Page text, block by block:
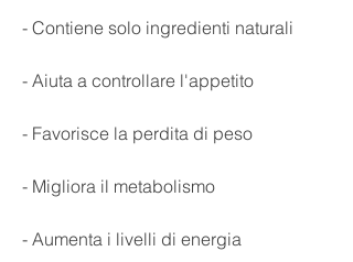
- Contiene solo ingredienti naturali
- Aiuta a controllare l'appetito
- Favorisce la perdita di peso
- Migliora il metabolismo
- Aumenta i livelli di energia